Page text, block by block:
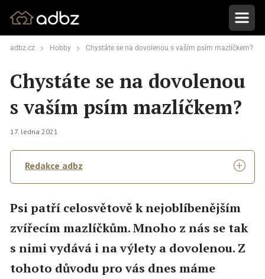
adbz.cz Hobby Chystáte se na dovolenou s vaším psím mazlíčkem?
Chystáte se na dovolenou
s vaším psím mazlíčkem?
17. ledna 2021
Redakce adbz
Psi patří celosvětově k nejoblíbenějším
zvířecím mazlíčkům. Mnoho z nás se tak
s nimi vydává i na výlety a dovolenou. Z
tohoto důvodu pro vás dnes máme